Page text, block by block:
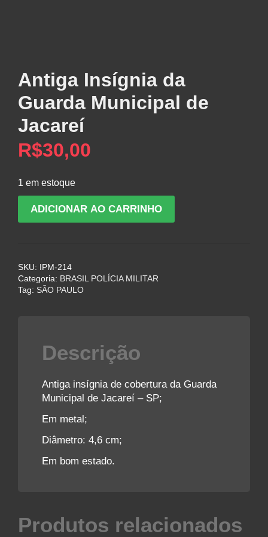
Antiga Insígnia da
Guarda Municipal de
Jacareí
R$30,00
1 em estoque
Insígnia
de
Jacareí
ADICIONAR AO CARRINHO
SKU:
IPM-214
Categoria: BRASIL POLÍCIA MILITAR
Tag: SÃO PAULO
Descrição
Antiga insígnia de cobertura da Guarda
Municipal de Jacareí – SP;
Em metal;
Diâmetro: 4,6 cm;
Em bom estado.
Produtos relacionados